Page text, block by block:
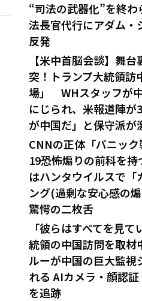
“司法の武器化”を終
法長官代行にアダム・
反発
【米中首脳会談】舞
突！トランプ大統領訪
場」 WHスタッフが
にじられ、米報道陣
が中国だ」と保守派が
CNNの正体「パニッ
19恐怖煽りの前科を
はハンタウイルスで「
ング(過剰な安心感の
驚愕の二枚舌
「彼らはすべてを見
統領の中国訪問を取材
ルーが中国の巨大監視
れる AIカメラ・顔認
を追跡